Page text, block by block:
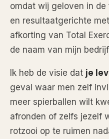
omdat wij geloven in
en resultaatgerichte
afkorting van Total
de naam van mijn
Ik heb de visie dat je
geval waar men zelf
meer spierballen wilt
afronden of zelfs jezelf
rotzooi op te ruimen